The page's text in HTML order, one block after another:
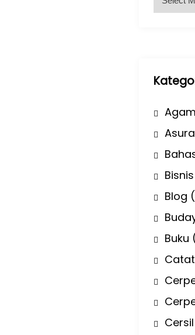
r
Bisnis
Blog
Buku
Cersil